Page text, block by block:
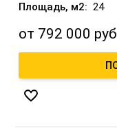
24
от 792 000 руб